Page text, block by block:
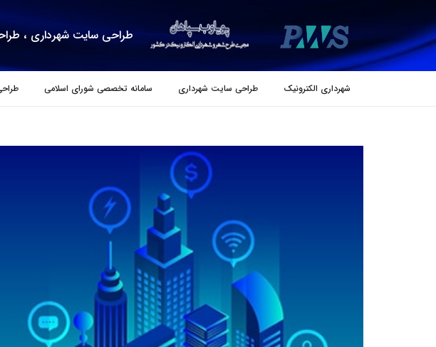
طراحی سایت شهرداری ،
شهرداری الکترونیک طراحی سایت شهرداری سامانه تخصصی شورای اسلامی